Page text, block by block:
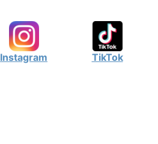
Instagram TikTok